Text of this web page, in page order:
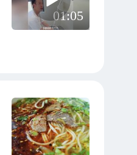
01:05